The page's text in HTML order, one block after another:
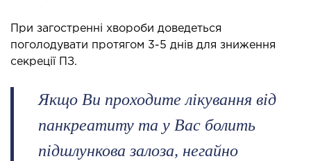
РЕАБІЛІТОЛОГІЯ
лікування
ХІРУРГІЯ
При загостренні хвороби доведеться
поголодувати протягом 3-5 днів для зниження
секреції ПЗ.
Якщо Ви проходите лікування від
панкреатиту та у Вас болить
підшлункова залоза, негайно